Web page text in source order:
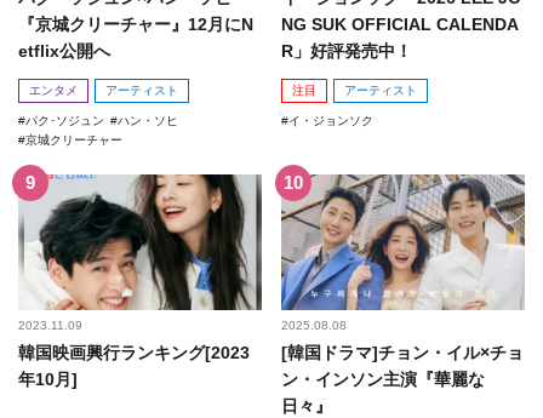
『京城クリーチャー』12月にN
etflix公開へ
エンタメ アーティスト
パク･ソジュン
ハン・ソヒ
京城クリーチャー
NG SUK OFFICIAL CALENDA
R」好評発売中！
注目 アーティスト
イ・ジョンソク
2023.11.09
韓国映画興行ランキング[2023
年10月]
2025.08.08
[韓国ドラマ]チョン・イル×チョ
ン・インソン主演『華麗な
日々』